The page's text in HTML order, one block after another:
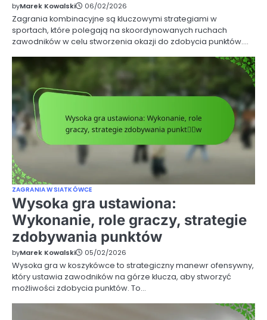
byMarek Kowalski 06/02/2026
Zagrania kombinacyjne są kluczowymi strategiami w
sportach, które polegają na skoordynowanych ruchach
zawodników w celu stworzenia okazji do zdobycia punktów.…
ZAGRANIA W SIATKÓWCE
Wysoka gra ustawiona:
Wykonanie, role graczy, strategie
zdobywania punktów
byMarek Kowalski 05/02/2026
Wysoka gra w koszykówce to strategiczny manewr ofensywny,
który ustawia zawodników na górze klucza, aby stworzyć
możliwości zdobycia punktów. To…